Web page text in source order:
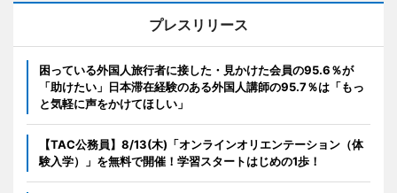
プレスリリース
困っている外国人旅行者に接した・見かけた会員の95.6％が
「助けたい」日本滞在経験のある外国人講師の95.7％は「もっ
と気軽に声をかけてほしい」
【TAC公務員】8/13(木)「オンラインオリエンテーション（体
験入学）」を無料で開催！学習スタートはじめの1歩！